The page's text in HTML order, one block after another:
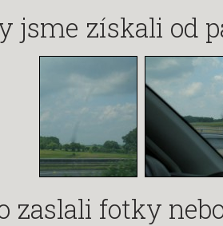
jsme získali od
zaslali fotky